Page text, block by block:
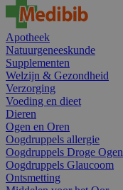
Apotheek
Natuurgeneeskunde
Supplementen
Welzijn & Gezondheid
Verzorging
Voeding en dieet
Dieren
Ogen en Oren
Oogdruppels allergie
Oogdruppels Droge Ogen
Oogdruppels Glaucoom
Ontsmetting